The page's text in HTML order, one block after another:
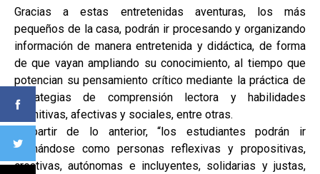
Gracias a estas entretenidas aventuras, los más
pequeños de la casa, podrán ir procesando y organizando
información de manera entretenida y didáctica, de forma
de que vayan ampliando su conocimiento, al tiempo que
potencian su pensamiento crítico mediante la práctica de
estrategias de comprensión lectora y habilidades
cognitivas, afectivas y sociales, entre otras.
A partir de lo anterior, “los estudiantes podrán ir
formándose como personas reflexivas y propositivas,
creativas, autónomas e incluyentes, solidarias y justas,